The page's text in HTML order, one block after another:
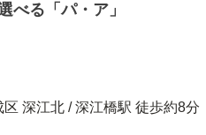
べる「パ・ア」
深江北 / 深江橋駅 徒歩約8分